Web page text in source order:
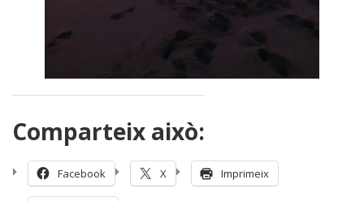
Comparteix això:
Facebook X Imprimeix